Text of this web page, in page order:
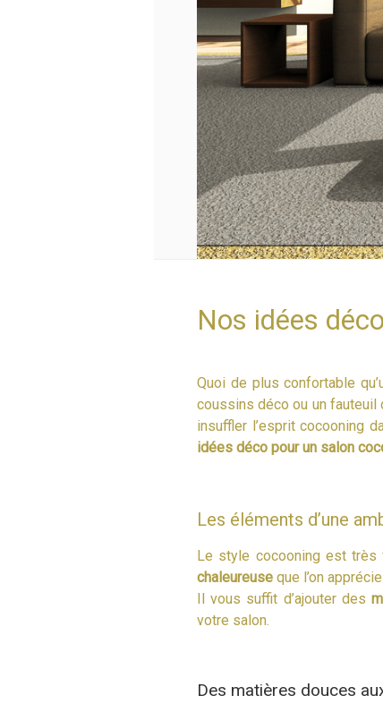
Nos idées
Quoi de plus confortable
coussins déco ou un fauteuil
insuffler l’esprit cocooning
idées déco pour un salon
Les éléments d’une
Le style cocooning est
chaleureuse que l’on
Il vous suffit d’ajouter des
votre salon.
Des matières douces